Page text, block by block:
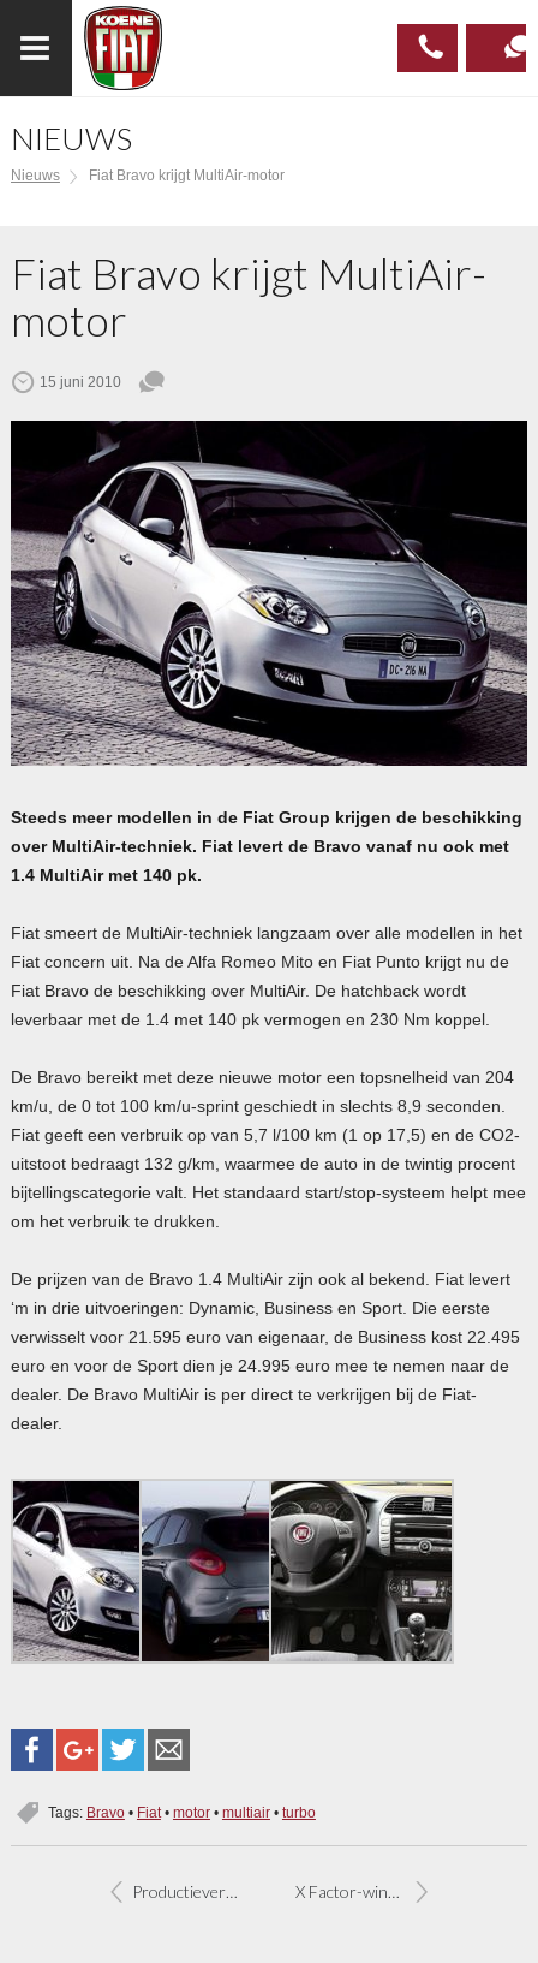
NIEUWS
Nieuws Fiat Bravo krijgt MultiAir-motor
Fiat Bravo krijgt MultiAir-
motor
15 juni 2010
Steeds meer modellen in de Fiat Group krijgen de beschikking
over MultiAir-techniek. Fiat levert de Bravo vanaf nu ook met
1.4 MultiAir met 140 pk.
Fiat smeert de MultiAir-techniek langzaam over alle modellen in het
Fiat concern uit. Na de Alfa Romeo Mito en Fiat Punto krijgt nu de
Fiat Bravo de beschikking over MultiAir. De hatchback wordt
leverbaar met de 1.4 met 140 pk vermogen en 230 Nm koppel.
De Bravo bereikt met deze nieuwe motor een topsnelheid van 204
km/u, de 0 tot 100 km/u-sprint geschiedt in slechts 8,9 seconden.
Fiat geeft een verbruik op van 5,7 l/100 km (1 op 17,5) en de CO2-
uitstoot bedraagt 132 g/km, waarmee de auto in de twintig procent
bijtellingscategorie valt. Het standaard start/stop-systeem helpt mee
om het verbruik te drukken.
De prijzen van de Bravo 1.4 MultiAir zijn ook al bekend. Fiat levert
‘m in drie uitvoeringen: Dynamic, Business en Sport. Die eerste
verwisselt voor 21.595 euro van eigenaar, de Business kost 22.495
euro en voor de Sport dien je 24.995 euro mee te nemen naar de
dealer. De Bravo MultiAir is per direct te verkrijgen bij de Fiat-
dealer.
Tags: Bravo• Fiat• motor• multiair• turbo
Productieverplaatsing Fiat Panda nog onzeker X Factor-winnaar Jaap krijgt Fiat Punto Evo